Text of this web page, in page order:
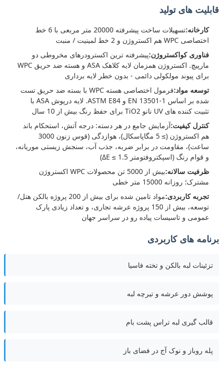
قابلیت های تولید
کارخانه:
تسهیلات ساخت پیشرفته 20000 متر مربعی با 6 خط
اختصاصی WPC هم اکستروژن و 2 خط لمینیت / منبت
فناوری کواکستروژن:پیشرفته ترین اکسترودرهای مخروطی دو
مارپیچ. اکستروژن همزمان لایه کلاهک ASA و هسته ضد حریق WPC
برای پیوند مولکولی دائمی - بدون خطر لایه برداری
توسعه مواد:
فرمول اختصاصی هسته WPC با بسته ضد حریق تست
شده بر اساس EN 13501-1 و ASTM E84. لایه درپوش ASA با
تثبیت کننده های UV نانو TiO2 برای حفظ رنگ بیش از 10 سال
کنترل کیفیت:آزمایش جامع در هر دسته: درجه آتش، استحکام باند
هم اکستروژن (≥ 5 مگاپاسکال)، هوازدگی (قوس زنون 3000
ساعت)، مقاومت در برابر ضربه، جذب آب، سنجش زیستی موریانه،
و قوام رنگ (اسپکتروفتومتر ΔE ≤ 1.5)
ظرفیت سالانه:
بیش از 5000 تن محصولات WPC اکستروژن
مشترک؛ روزانه 15000 متر خطی
تجربه کاربردی:
مواد تامین شده برای بیش از 200 پروژه بالکن هتل/
توسعه، بیش از 150 پروژه عرشه تجاری، و تعداد زیادی پارک
عمومی و تاسیسات پیاده رو در سراسر جهان
برنامه های کاربردی
تزئینات لبه بالکن و تخته فاسیا
پوشش دور عرشه و تیرچه لبه
قالب گیری لبه تراس پشت بام
پله روباز و نوک آج در فضای باز